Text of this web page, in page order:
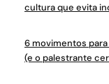
cultura que evita
6 movimentos
(e o palestrante